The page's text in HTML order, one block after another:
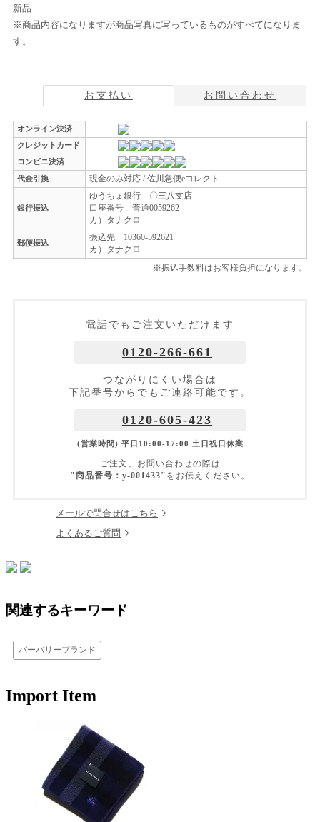
新品
※商品内容になりますが商品写真に写っているものがすべてになりま
す。
お支払い お問い合わせ
オンライン決済
クレジットカード
コンビニ決済
代金引換
現金のみ対応 / 佐川急便eコレクト
銀行振込
ゆうちょ銀行 〇三八支店
口座番号 普通0059262
カ）タナクロ
郵便振込
振込先 10360-592621
カ）タナクロ
※振込手数料はお客様負担になります。
電話でもご注文いただけます
0120-266-661
つながりにくい場合は
下記番号からでもご連絡可能です。
0120-605-423
(営業時間) 平日10:00-17:00 土日祝日休業
ご注文、お問い合わせの際は
"商品番号：y-001433" をお伝えください。
メールで問合せはこちら
よくあるご質問
関連するキーワード
バーバリーブランド
Import Item